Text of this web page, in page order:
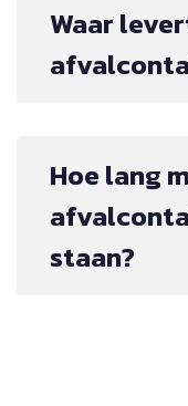
Waar
Hoe lang
staan?